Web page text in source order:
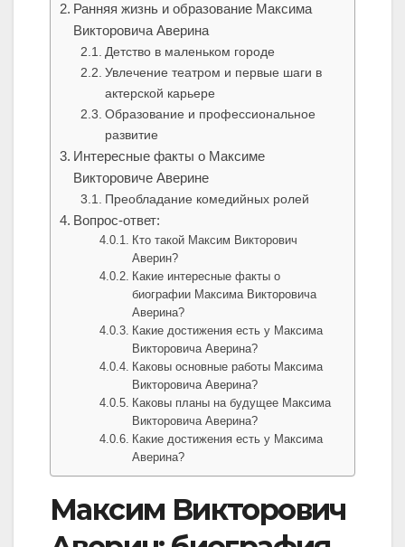
Ранняя жизнь и образование Максима
Викторовича Аверина
Детство в маленьком городе
Увлечение театром и первые шаги в
актерской карьере
Образование и профессиональное
развитие
Интересные факты о Максиме
Викторовиче Аверине
Преобладание комедийных ролей
Вопрос-ответ:
Кто такой Максим Викторович
Аверин?
Какие интересные факты о
биографии Максима Викторовича
Аверина?
Какие достижения есть у Максима
Викторовича Аверина?
Каковы основные работы Максима
Викторовича Аверина?
Каковы планы на будущее Максима
Викторовича Аверина?
Какие достижения есть у Максима
Аверина?
Максим Викторович